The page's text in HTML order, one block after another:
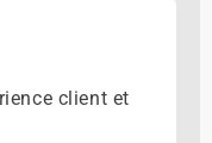
client et